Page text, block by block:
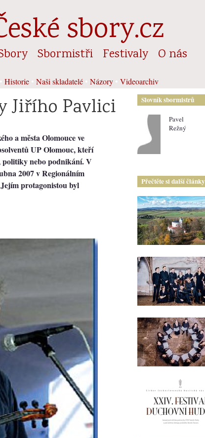
sbory.cz
Sbormistři Festivaly O nás
Historie Naši skladatelé Názory Videoarchiv
Jiřího Pavlici
a města Olomouce ve
UP Olomouc, kteří
politiky nebo podnikání. V
2007 v Regionálním
protagonistou byl
Slovník sbormistrů
Pavel
Režný
Přečtěte si další články